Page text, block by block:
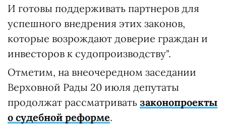
И готовы поддерживать партнеров для
успешного внедрения этих законов,
которые возрождают доверие граждан и
инвесторов к судопроизводству".
Отметим, на внеочередном заседании
Верховной Рады 20 июля депутаты
продолжат рассматривать законопроекты
о судебной реформе.